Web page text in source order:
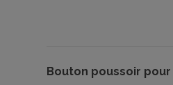
Bouton poussoir pour